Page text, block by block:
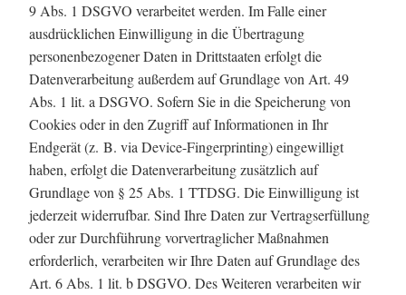
9 Abs. 1 DSGVO verarbeitet werden. Im Falle einer
ausdrücklichen Einwilligung in die Übertragung
personenbezogener Daten in Drittstaaten erfolgt die
Datenverarbeitung außerdem auf Grundlage von Art. 49
Abs. 1 lit. a DSGVO. Sofern Sie in die Speicherung von
Cookies oder in den Zugriff auf Informationen in Ihr
Endgerät (z. B. via Device-Fingerprinting) eingewilligt
haben, erfolgt die Datenverarbeitung zusätzlich auf
Grundlage von § 25 Abs. 1 TTDSG. Die Einwilligung ist
jederzeit widerrufbar. Sind Ihre Daten zur Vertragserfüllung
oder zur Durchführung vorvertraglicher Maßnahmen
erforderlich, verarbeiten wir Ihre Daten auf Grundlage des
Art. 6 Abs. 1 lit. b DSGVO. Des Weiteren verarbeiten wir